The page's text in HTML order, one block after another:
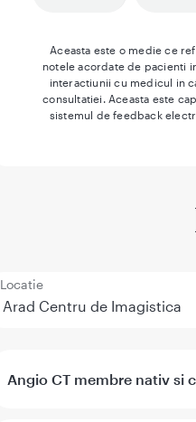
Aceasta este o medie ce
notele acordate de pacienti
interactiunii cu medicul in
consultatiei. Aceasta este
sistemul de feedback
Locatie
Angio CT membre nativ si